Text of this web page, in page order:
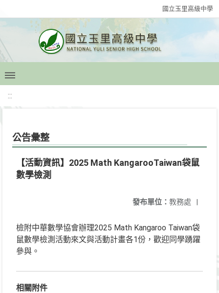
國立玉里高級中學
:::
公告彙整
【活動資訊】2025 Math KangarooTaiwan袋鼠
數學檢測
發布單位： 教務處 |
檢附中華數學協會辦理2025 Math Kangaroo Taiwan袋
鼠數學檢測活動來文與活動計畫各1份，歡迎同學踴躍
參與。
相關附件